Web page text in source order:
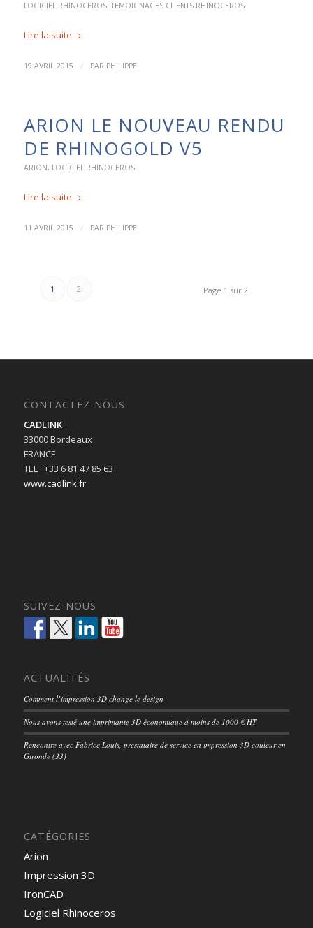
LOGICIEL RHINOCEROS, TÉMOIGNAGES CLIENTS RHINOCEROS
Lire la suite
19 AVRIL 2015 / PAR PHILIPPE
ARION LE NOUVEAU RENDU
DE RHINOGOLD V5
ARION, LOGICIEL RHINOCEROS
Lire la suite
11 AVRIL 2015 / PAR PHILIPPE
Page 1 sur 2
1 2
CONTACTEZ-NOUS
CADLINK
33000 Bordeaux
FRANCE
TEL : +33 6 81 47 85 63
www.cadlink.fr
SUIVEZ-NOUS
ACTUALITÉS
Comment l’impression 3D change le design
Nous avons testé une imprimante 3D économique à moins de 1000 € HT
Rencontre avec Fabrice Louis, prestataire de service en impression 3D couleur en
Gironde (33)
CATÉGORIES
Arion
Impression 3D
IronCAD
Logiciel Rhinoceros